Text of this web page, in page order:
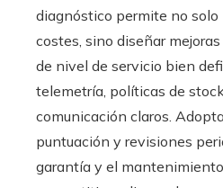
diagnóstico permite no solo
costes, sino diseñar
de nivel de servicio bien
telemetría, políticas de
comunicación claros.
puntuación y revisiones
garantía y el